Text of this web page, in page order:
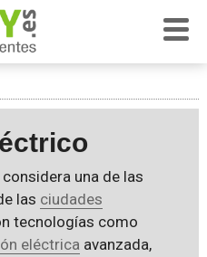
una de las
las ciudades
tecnologías como
eléctrica avanzada,